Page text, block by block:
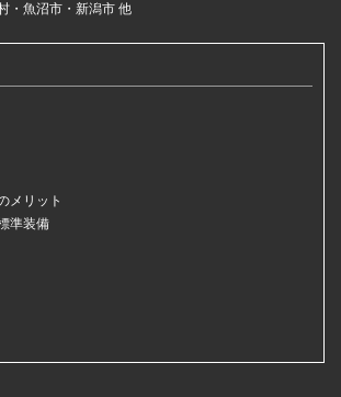
・魚沼市・新潟市 他
メリット
準装備